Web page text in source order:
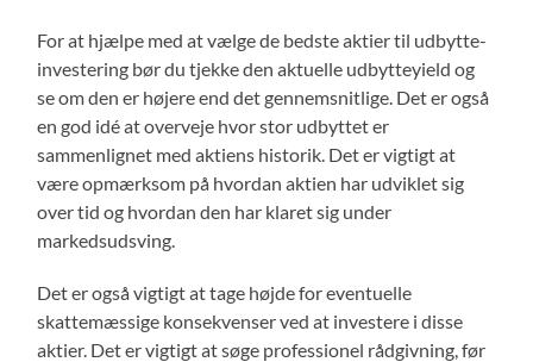
For at hjælpe med at vælge de bedste aktier til udbytte-
investering bør du tjekke den aktuelle udbytteyield og
se om den er højere end det gennemsnitlige. Det er også
en god idé at overveje hvor stor udbyttet er
sammenlignet med aktiens historik. Det er vigtigt at
være opmærksom på hvordan aktien har udviklet sig
over tid og hvordan den har klaret sig under
markedsudsving.
Det er også vigtigt at tage højde for eventuelle
skattemæssige konsekvenser ved at investere i disse
aktier. Det er vigtigt at søge professionel rådgivning, før